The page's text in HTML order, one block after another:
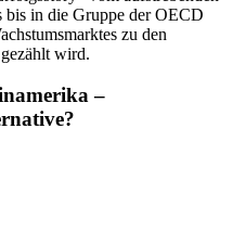
bis in die Gruppe der OECD
zu den
wird.
–